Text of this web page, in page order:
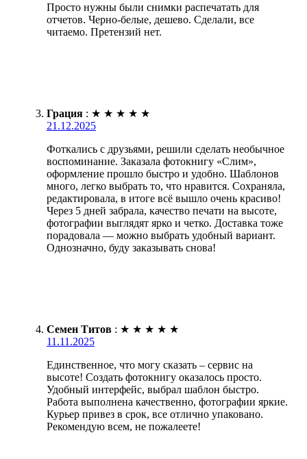
Просто нужны были снимки распечатать для
отчетов. Черно-белые, дешево. Сделали, все
читаемо. Претензий нет.
Грация : ★ ★ ★ ★ ★
21.12.2025
Фоткались с друзьями, решили сделать необычное
воспоминание. Заказала фотокнигу «Слим»,
оформление прошло быстро и удобно. Шаблонов
много, легко выбрать то, что нравится. Сохраняла,
редактировала, в итоге всё вышло очень красиво!
Через 5 дней забрала, качество печати на высоте,
фотографии выглядят ярко и четко. Доставка тоже
порадовала — можно выбрать удобный вариант.
Однозначно, буду заказывать снова!
Семен Титов : ★ ★ ★ ★ ★
11.11.2025
Единственное, что могу сказать – сервис на
высоте! Создать фотокнигу оказалось просто.
Удобный интерфейс, выбрал шаблон быстро.
Работа выполнена качественно, фотографии яркие.
Курьер привез в срок, все отлично упаковано.
Рекомендую всем, не пожалеете!